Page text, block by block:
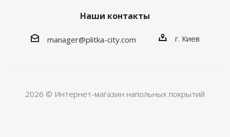
Наши контакты
manager@plitka-city.com г. Киев
2026 © Интернет-магазин напольных покрытий